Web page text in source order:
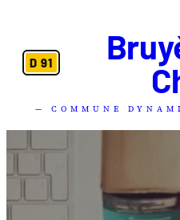
D 91
— COMMUNE